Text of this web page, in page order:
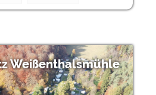
Weißenthalsmühle